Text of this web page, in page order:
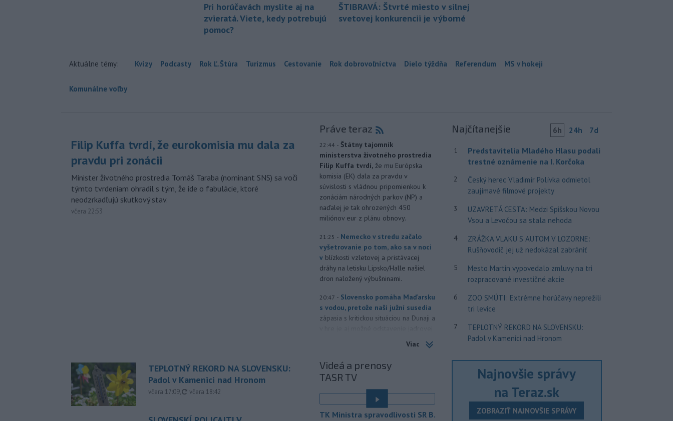
Pri horúčavách myslite aj na
zvieratá. Viete, kedy potrebujú
pomoc?
ŠTIBRAVÁ: Štvrté miesto v silnej
svetovej konkurencii je výborné
Aktuálne témy: Kvízy Podcasty Rok Ľ.Štúra Turizmus Cestovanie Rok dobrovoľníctva Dielo týždňa Referendum MS v hokeji
Komunálne voľby
Filip Kuffa tvrdí, že eurokomisia mu dala za
pravdu pri zonácii
Minister životného prostredia Tomáš Taraba (nominant SNS) sa voči
týmto tvrdeniam ohradil s tým, že ide o fabulácie, ktoré
neodzrkadľujú skutkový stav.
včera 22:53
TEPLOTNÝ REKORD NA SLOVENSKU:
Padol v Kamenici nad Hronom
včera 17:09, aktualizované
včera 18:42
Práve teraz
22:44 - Štátny tajomník
ministerstva životného prostredia
Filip Kuffa tvrdí, že mu Európska
komisia (EK) dala za pravdu v
súvislosti s vládnou pripomienkou k
zonáciám národných parkov (NP) a
naďalej je tak ohrozených 450
miliónov eur z plánu obnovy.
21:25 - Nemecko v stredu začalo
vyšetrovanie po tom, ako sa v noci
v blízkosti vzletovej a pristávacej
dráhy na letisku Lipsko/Halle našiel
dron naložený výbušninami.
20:47 - Slovensko pomáha Maďarsku
s vodou, pretože naši južní susedia
zápasia s kritickou situáciou na Dunaji a
objavila ďalší podzemný tunel,
ktorý mal
slúžiť na nelegálne
prevádzanie migrantov z Bieloruska
na územie tohto členského štátu
Európskej únie.
Viac
Videá a prenosy
TASR TV
TK Ministra spravodlivosti SR B.
Najčítanejšie 6h 24h 7d
1
Predstavitelia Mladého Hlasu podali
trestné oznámenie na I. Korčoka
2
Český herec Vladimír Polívka odmietol
zaujímavé filmové projekty
3
UZAVRETÁ CESTA: Medzi Spišskou Novou
Vsou a Levočou sa stala nehoda
4
ZRÁŽKA VLAKU S AUTOM V LOZORNE:
Rušňovodič jej už nedokázal zabrániť
5
Mesto Martin vypovedalo zmluvy na tri
rozpracované investičné akcie
6
ZOO SMÚTI: Extrémne horúčavy neprežili
tri levice
7
TEPLOTNÝ REKORD NA SLOVENSKU:
Padol v Kamenici nad Hronom
Najnovšie správy
na Teraz.sk
ZOBRAZIŤ NAJNOVŠIE SPRÁVY